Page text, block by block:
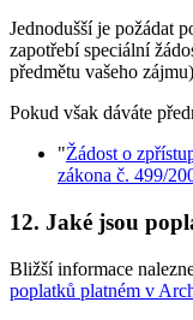
Jednodušší je požádat
zapotřebí speciální
předmětu vašeho
Pokud však dáváte
"Žádost o
zákona č. 499/
12. Jaké jsou
Bližší informace
poplatků platném v